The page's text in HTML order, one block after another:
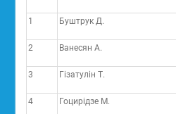
1 Буштрук Д.
2 Ванесян А.
3 Гізатулін Т.
4 Гоцирідзе М.